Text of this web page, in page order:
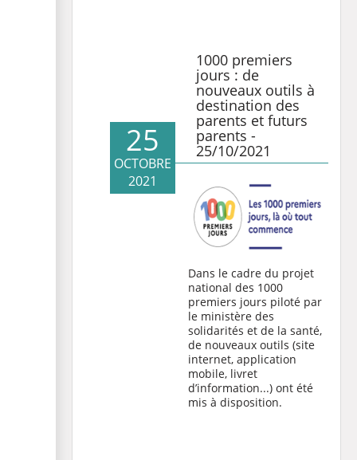
1000 premiers
jours : de
nouveaux outils à
destination des
parents et futurs
parents -
25/10/2021
25
OCTOBRE
2021
Dans le cadre du projet
national des 1000
premiers jours piloté par
le ministère des
solidarités et de la santé,
de nouveaux outils (site
internet, application
mobile, livret
d’information...) ont été
mis à disposition.